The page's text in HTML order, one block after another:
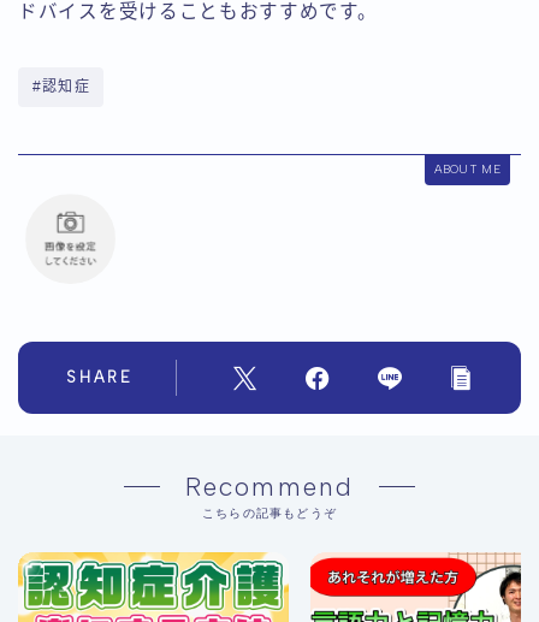
ドバイスを受けることもおすすめです。
#認知症
ABOUT ME
SHARE
Recommend
こちらの記事もどうぞ